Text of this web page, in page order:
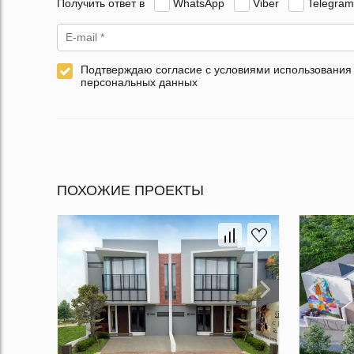
Получить ответ в WhatsApp Viber Telegram
Подтверждаю согласие с условиями использования
персональных данных
ПОХОЖИЕ ПРОЕКТЫ